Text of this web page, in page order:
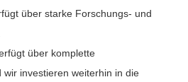
über starke Forschungs- und
über komplette
wir investieren weiterhin in die